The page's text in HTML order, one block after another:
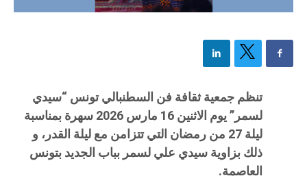
تنظم جمعية ثقافة فن السطنبالي تونس “سيدي
لسمر” يوم الاثنين 16 مارس 2026 سهرة بمناسبة
ليلة 27 من رمضان التي تتزامن مع ليلة القدر، و
ذلك بزاوية سيدي علي لسمر بباب الجديد بتونس
العاصمة.